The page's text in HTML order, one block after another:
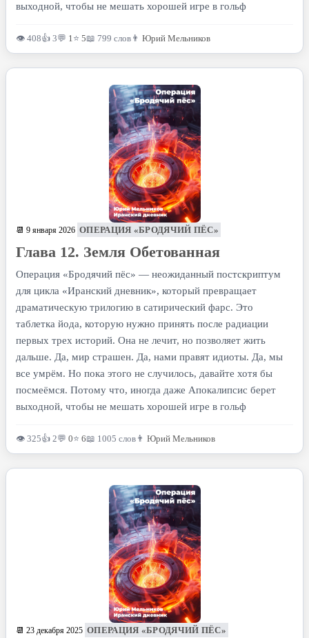
выходной, чтобы не мешать хорошей игре в гольф
👁 408👍 3💬 1⭐ 5📖 799 слов 👨 Юрий Мельников
📆 9 января 2026 ОПЕРАЦИЯ «БРОДЯЧИЙ ПЁС»
Глава 12. Земля Обетованная
Операция «Бродячий пёс» — неожиданный постскриптум
для цикла «Иранский дневник», который превращает
драматическую трилогию в сатирический фарс. Это
таблетка йода, которую нужно принять после радиации
первых трех историй. Она не лечит, но позволяет жить
дальше. Да, мир страшен. Да, нами правят идиоты. Да, мы
все умрём. Но пока этого не случилось, давайте хотя бы
посмеёмся. Потому что, иногда даже Апокалипсис берет
выходной, чтобы не мешать хорошей игре в гольф
👁 325👍 2💬 0⭐ 6📖 1005 слов 👨 Юрий Мельников
📆 23 декабря 2025 ОПЕРАЦИЯ «БРОДЯЧИЙ ПЁС»